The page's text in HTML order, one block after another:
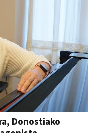
Donostiako